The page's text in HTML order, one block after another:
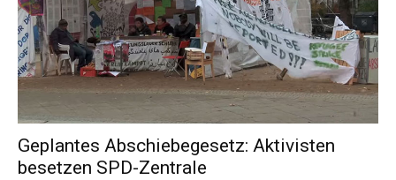
Geplantes Abschiebegesetz: Aktivisten
besetzen SPD-Zentrale